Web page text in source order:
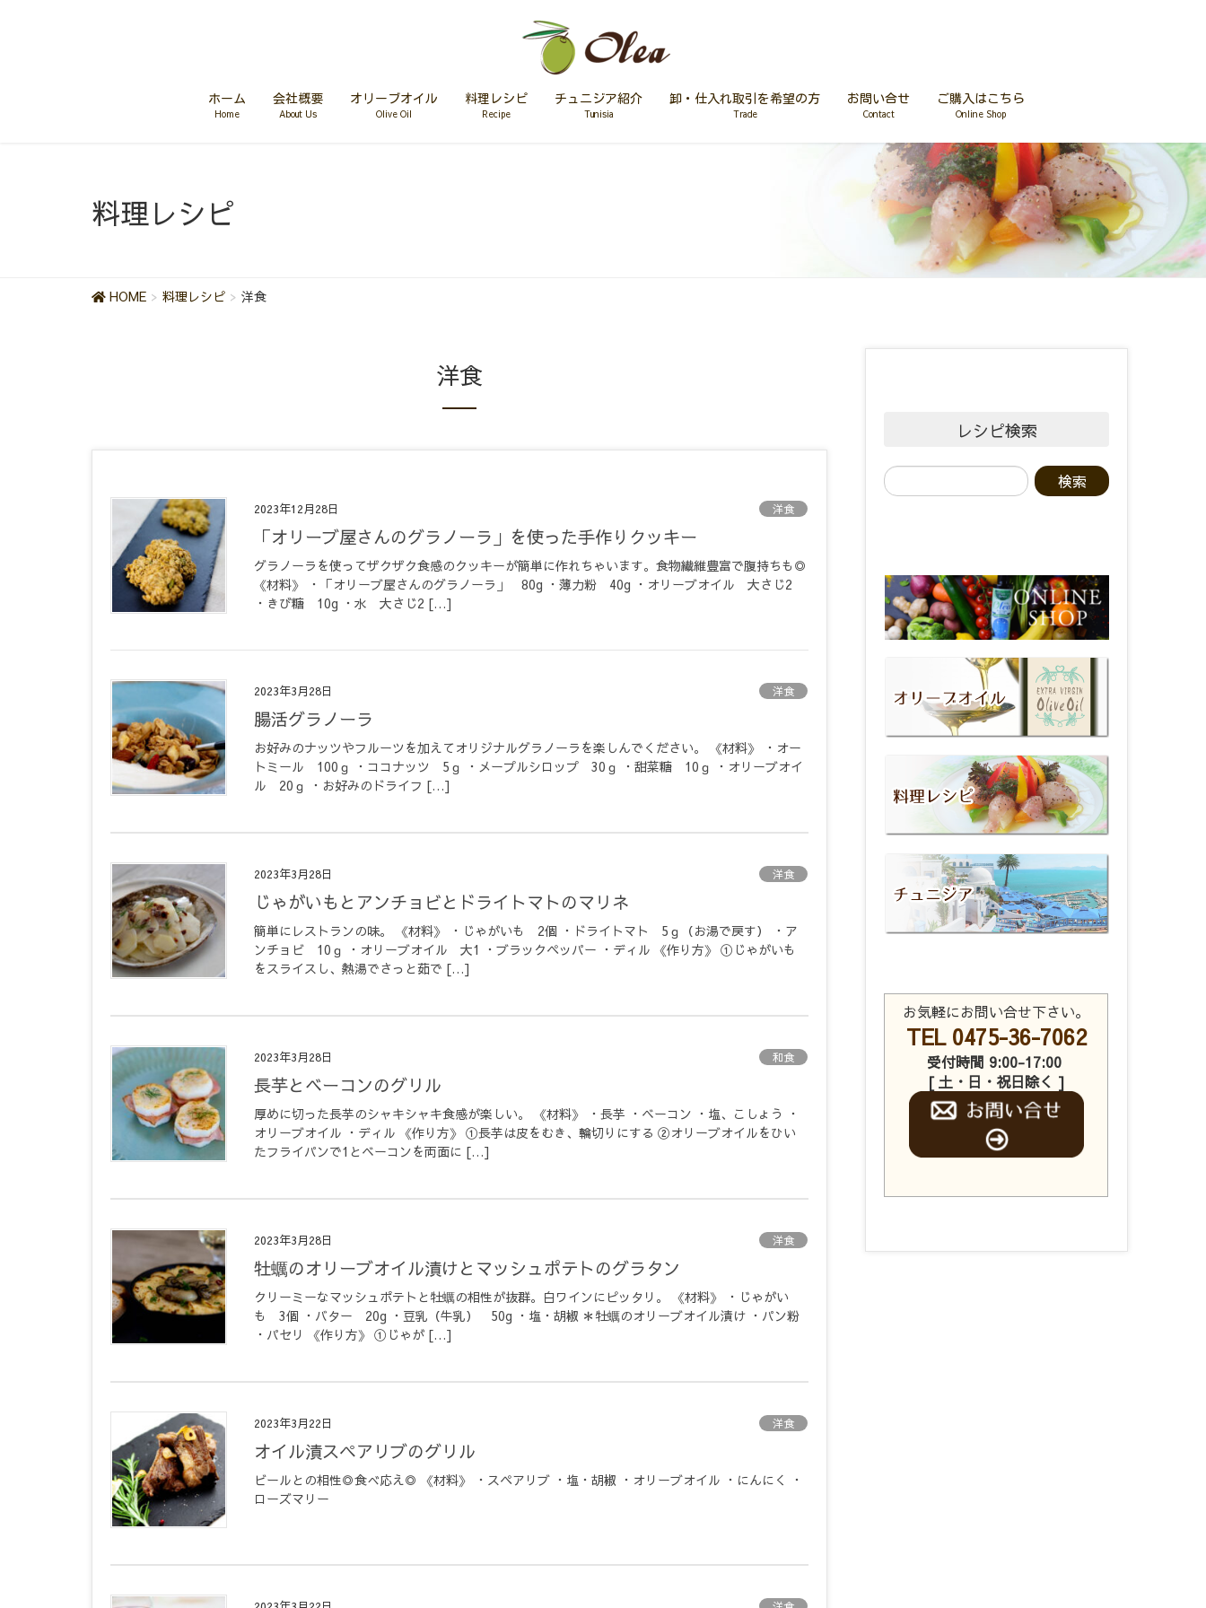
ホーム
Home
会社概要
About Us
オリーブオイル
Olive Oil
料理レシピ
Recipe
チュニジア紹介
Tunisia
卸・仕入れ取引を希望の方
Trade
お問い合せ
Contact
ご購入はこちら
Online Shop
料理レシピ
HOME 料理レシピ 洋食
洋食
2023年12月28日 洋食
「オリーブ屋さんのグラノーラ」を使った手作りクッキー
グラノーラを使ってザクザク食感のクッキーが簡単に作れちゃいます。食物繊維豊富で腹持ちも◎
《材料》 ・「オリーブ屋さんのグラノーラ」 80g ・薄力粉 40g ・オリーブオイル 大さじ2
・きび糖 10g ・水 大さじ2 […]
2023年3月28日 洋食
腸活グラノーラ
お好みのナッツやフルーツを加えてオリジナルグラノーラを楽しんでください。 《材料》 ・オー
トミール 100ｇ ・ココナッツ 5ｇ ・メープルシロップ 30ｇ ・甜菜糖 10ｇ ・オリーブオイ
ル 20ｇ ・お好みのドライフ […]
2023年3月28日 洋食
じゃがいもとアンチョビとドライトマトのマリネ
簡単にレストランの味。 《材料》 ・じゃがいも 2個 ・ドライトマト 5ｇ（お湯で戻す） ・ア
ンチョビ 10ｇ ・オリーブオイル 大1 ・ブラックペッパー ・ディル 《作り方》 ①じゃがいも
をスライスし、熱湯でさっと茹で […]
2023年3月28日 和食
長芋とベーコンのグリル
厚めに切った長芋のシャキシャキ食感が楽しい。 《材料》 ・長芋 ・ベーコン ・塩、こしょう ・
オリーブオイル ・ディル 《作り方》 ①長芋は皮をむき、輪切りにする ②オリーブオイルをひい
たフライパンで1とベーコンを両面に […]
2023年3月28日 洋食
牡蠣のオリーブオイル漬けとマッシュポテトのグラタン
クリーミーなマッシュポテトと牡蠣の相性が抜群。白ワインにピッタリ。 《材料》 ・じゃがい
も 3個 ・バター 20g ・豆乳（牛乳） 50g ・塩・胡椒 ＊牡蠣のオリーブオイル漬け ・パン粉
・パセリ 《作り方》 ①じゃが […]
2023年3月22日 洋食
オイル漬スペアリブのグリル
ビールとの相性◎食べ応え◎ 《材料》 ・スペアリブ ・塩・胡椒 ・オリーブオイル ・にんにく ・
ローズマリー
レシピ検索
お気軽にお問い合せ下さい。
TEL 0475-36-7062
受付時間 9:00-17:00
[ 土・日・祝日除く ]